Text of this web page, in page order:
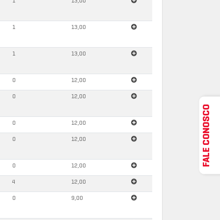
1 13,00
1 13,00
1 13,00
0 12,00
0 12,00
0 12,00
0 12,00
0 12,00
4 12,00
0 9,00
FALE CONOSCO